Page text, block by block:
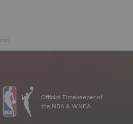
Official Timekeeper of
the NBA & WNBA